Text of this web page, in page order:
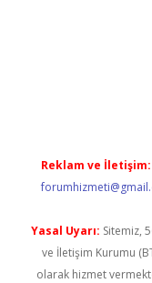
Reklam ve İletişim:
Yasal Uyarı: Sitemiz,
ve İletişim Kurumu
olarak hizmet